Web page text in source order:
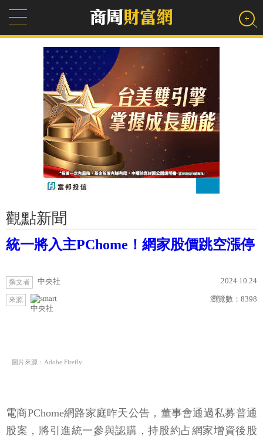
觀點新聞
統一將入主PChome！網家股價跳空漲停
撰文者 中央社 2024.10.24
來源
中央社
瀏覽數： 8398
圖片來源：Adobe Firefly
電商PChome網路家庭昨天公告，董事會通過私募普通
股案，將引進統一參與認購，持股約占網家增資後股